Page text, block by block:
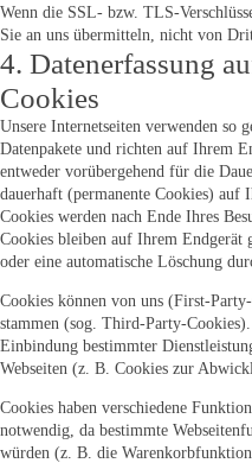
Wenn die SSL- bzw. TLS-
Sie an uns übermitteln, nicht von
4. Datenerfassung
Cookies
Unsere Internetseiten verwenden so
Datenpakete und richten auf Ihrem
entweder vorübergehend für die
dauerhaft (permanente Cookies) auf
Cookies werden nach Ende Ihres
Cookies bleiben auf Ihrem Endgerät
oder eine automatische Löschung
Cookies können von uns (First-
stammen (sog. Third-Party-
Einbindung bestimmter
Webseiten (z. B. Cookies zur
Cookies haben verschiedene
notwendig, da bestimmte
würden (z. B. die